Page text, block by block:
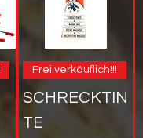
Frei verkäuflich!!!
SCHRECKTIN
TE